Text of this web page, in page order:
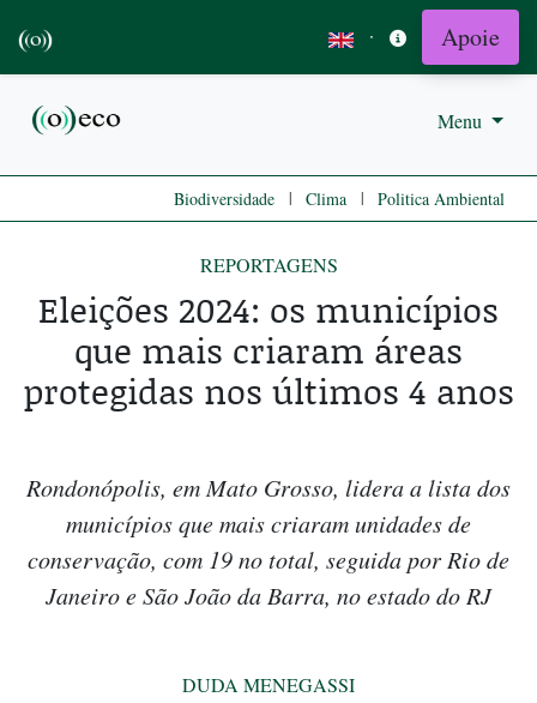
· Apoie
Menu
Biodiversidade | Clima | Politica Ambiental
REPORTAGENS
Eleições 2024: os municípios
que mais criaram áreas
protegidas nos últimos 4 anos
Rondonópolis, em Mato Grosso, lidera a lista dos
municípios que mais criaram unidades de
conservação, com 19 no total, seguida por Rio de
Janeiro e São João da Barra, no estado do RJ
DUDA MENEGASSI